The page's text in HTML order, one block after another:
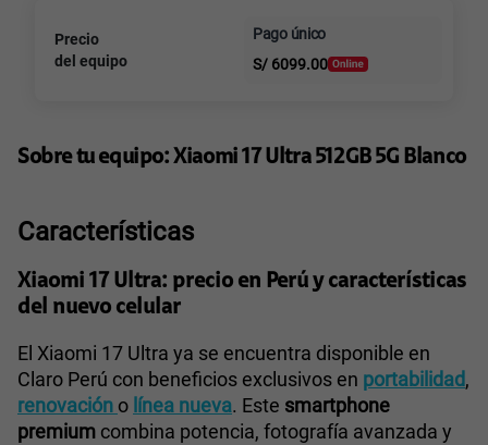
Al contado Cuotas Claro
intereses
Precio
del equipo
Pago único
S/ 6099.00
Sobre tu equipo: Xiaomi 17 Ultra 512GB 5G Blanco
Características
Xiaomi 17 Ultra: precio en Perú y características
del nuevo celular
El Xiaomi 17 Ultra ya se encuentra disponible en
Claro Perú con beneficios exclusivos en portabilidad,
renovación o línea nueva. Este smartphone
premium combina potencia, fotografía avanzada y